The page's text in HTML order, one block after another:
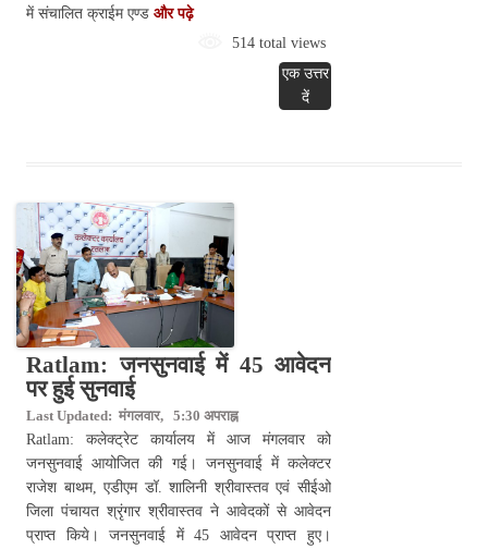
में संचालित क्राईम एण्ड और पढ़े
514 total views
एक उत्तर
दें
Ratlam: जनसुनवाई में 45 आवेदन
पर हुई सुनवाई
Last Updated: मंगलवार, 5:30 अपराह्न
Ratlam: कलेक्ट्रेट कार्यालय में आज मंगलवार को
जनसुनवाई आयोजित की गई। जनसुनवाई में कलेक्टर
राजेश बाथम, एडीएम डॉ. शालिनी श्रीवास्तव एवं सीईओ
जिला पंचायत श्रृंगार श्रीवास्तव ने आवेदकों से आवेदन
प्राप्त किये। जनसुनवाई में 45 आवेदन प्राप्त हुए।